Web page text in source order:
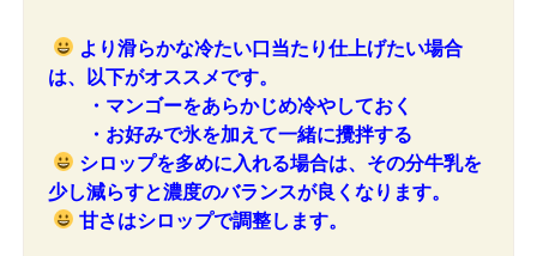
より滑らかな冷たい口当たり仕上げたい場合
は、以下がオススメです。
・マンゴーをあらかじめ冷やしておく
・お好みで氷を加えて一緒に攪拌する
シロップを多めに入れる場合は、その分牛乳を
少し減らすと濃度のバランスが良くなります。
甘さはシロップで調整します。